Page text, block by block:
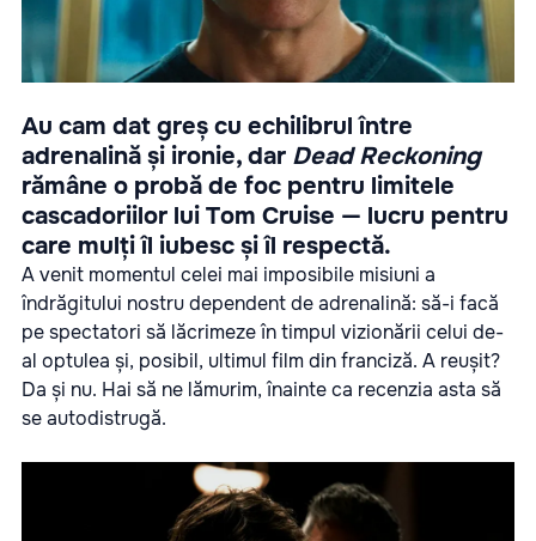
Au cam dat greș cu echilibrul între
adrenalină și ironie, dar Dead Reckoning
rămâne o probă de foc pentru limitele
cascadoriilor lui Tom Cruise — lucru pentru
care mulți îl iubesc și îl respectă.
A venit momentul celei mai imposibile misiuni a
îndrăgitului nostru dependent de adrenalină: să-i facă
pe spectatori să lăcrimeze în timpul vizionării celui de-
al optulea și, posibil, ultimul film din franciză. A reușit?
Da și nu. Hai să ne lămurim, înainte ca recenzia asta să
se autodistrugă.